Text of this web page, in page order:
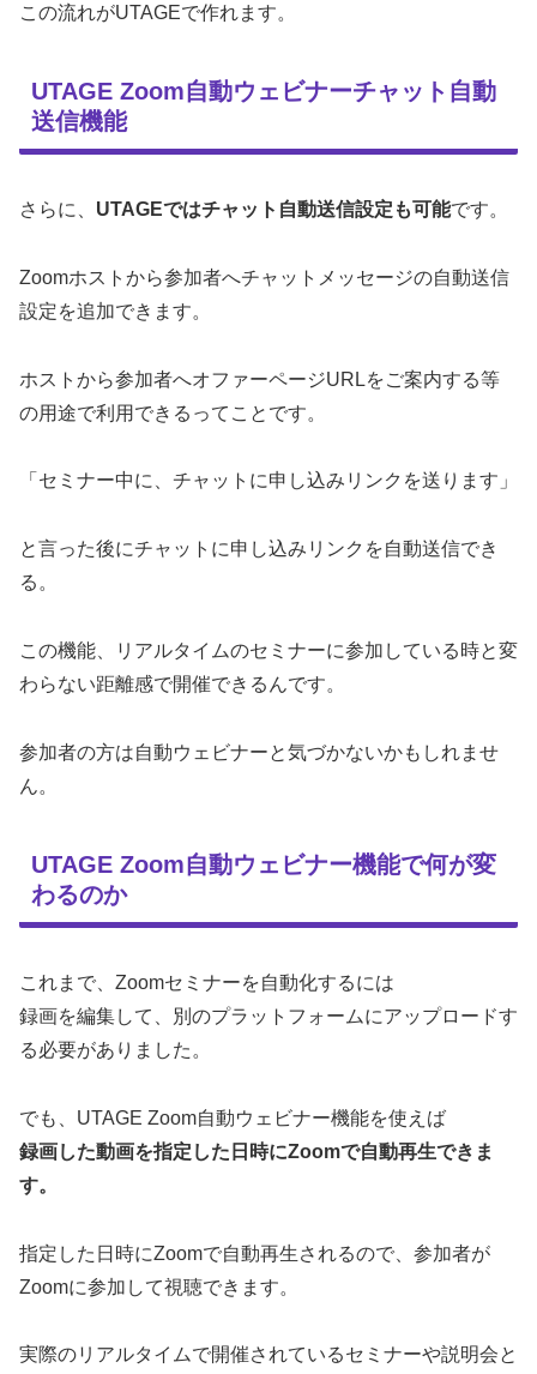
この流れがUTAGEで作れます。
UTAGE Zoom自動ウェビナーチャット自動
送信機能
さらに、 UTAGEではチャット自動送信設定も可能です。
Zoomホストから参加者へチャットメッセージの自動送信
設定を追加できます。
ホストから参加者へオファーページURLをご案内する等
の用途で利用できるってことです。
「セミナー中に、チャットに申し込みリンクを送ります」
と言った後にチャットに申し込みリンクを自動送信でき
る。
この機能、リアルタイムのセミナーに参加している時と変
わらない距離感で開催できるんです。
参加者の方は自動ウェビナーと気づかないかもしれませ
ん。
UTAGE Zoom自動ウェビナー機能で何が変
わるのか
これまで、Zoomセミナーを自動化するには
録画を編集して、別のプラットフォームにアップロードす
る必要がありました。
でも、UTAGE Zoom自動ウェビナー機能を使えば
録画した動画を指定した日時にZoomで自動再生できま
す。
指定した日時にZoomで自動再生されるので、参加者が
Zoomに参加して視聴できます。
実際のリアルタイムで開催されているセミナーや説明会と